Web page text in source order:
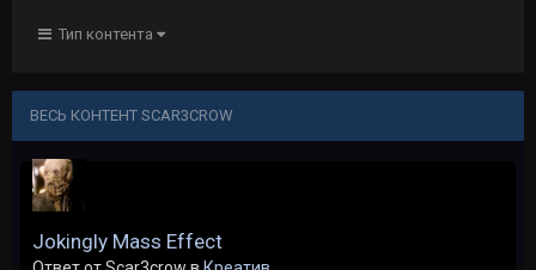
Тип контента
ВЕСЬ КОНТЕНТ SCAR3CROW
Jokingly Mass Effect